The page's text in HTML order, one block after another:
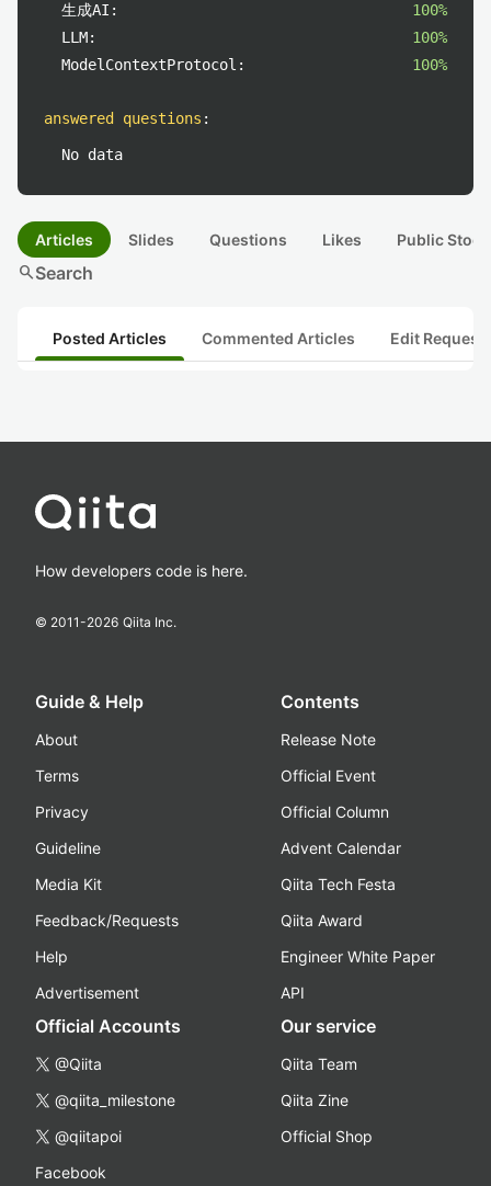
生成AI:
100%
LLM:
100%
ModelContextProtocol:
100%
answered questions :
No data
Articles Slides Questions Likes Public
searchSearch
Posted Articles Commented Articles Edit
How developers code is here.
© 2011-2026 Qiita Inc.
Guide & Help
About
Terms
Privacy
Guideline
Media Kit
Feedback/Requests
Help
Advertisement
Contents
Release Note
Official Event
Official Column
Advent Calendar
Qiita Tech Festa
Qiita Award
Engineer White Paper
API
Official Accounts
@Qiita
@qiita_milestone
@qiitapoi
Facebook
Our service
Qiita Team
Qiita Zine
Official Shop